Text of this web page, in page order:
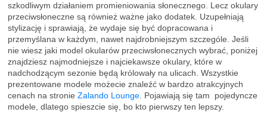
szkodliwym działaniem promieniowania słonecznego. Lecz okulary
przeciwsłoneczne są również ważne jako dodatek. Uzupełniają
stylizację i sprawiają, że wydaje się być dopracowana i
przemyślana w każdym, nawet najdrobniejszym szczególe. Jeśli
nie wiesz jaki model okularów przeciwsłonecznych wybrać, poniżej
znajdziesz najmodniejsze i najciekawsze okulary, które w
nadchodzącym sezonie będą królowały na ulicach. Wszystkie
prezentowane modele możecie znaleźć w bardzo atrakcyjnych
cenach na stronie Zalando Lounge . Pojawiają się tam pojedyncze
modele, dlatego spieszcie się, bo kto pierwszy ten lepszy.